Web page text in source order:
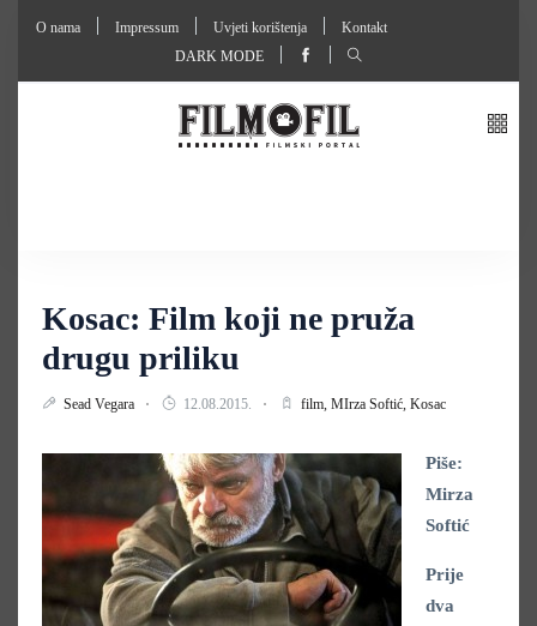
O nama Impressum Uvjeti korištenja
Kontakt
DARK MODE
Kosac: Film koji ne pruža
drugu priliku
Sead Vegara 12.08.2015. film, MIrza Softić, Kosac
Piše:
Mirza
Softić
Prije
dva